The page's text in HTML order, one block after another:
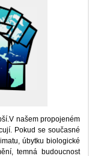
našem propojeném
Pokud se současné
úbytku biologické
temná budoucnost